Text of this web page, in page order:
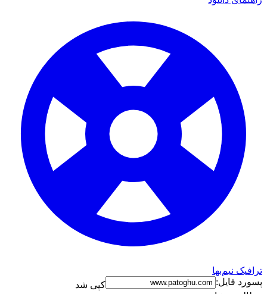
نیم‌بها
فایل:
کپی شد